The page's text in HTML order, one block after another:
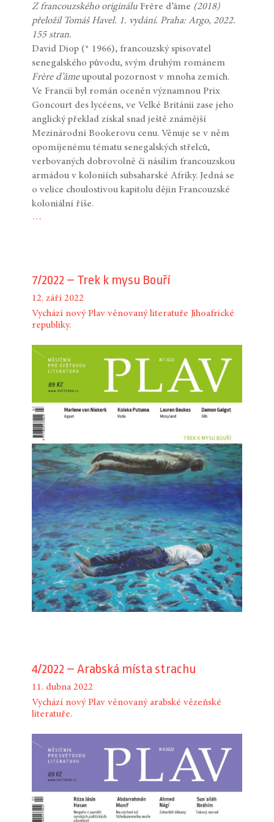
Z francouzského origináluFrêre d’âme (2018)
přeložil Tomáš Havel. 1. vydání. Praha: Argo, 2022.
155 stran.
David Diop (* 1966), francouzský spisovatel
senegalského původu, svým druhým románem
Frère d’âmeupoutal pozornost v mnoha zemích.
Ve Francii byl román oceněn významnou Prix
Goncourt des lycéens, ve Velké Británii zase jeho
anglický překlad získal snad ještě známější
Mezinárodní Bookerovu cenu. Věnuje se v něm
opomíjenému tématu senegalských střelců,
verbovaných dobrovolně či násilím francouzskou
armádou v koloniích subsaharské Afriky. Jedná se
o velice choulostivou kapitolu dějin Francouzské
koloniální říše.
…
7/2022 – Trek k mysu Bouří
12. září 2022
Vychází nový Plav věnovaný literatuře Jihoafrické
republiky.
4/2022 – Arabská místa strachu
11. dubna 2022
Vychází nový Plav věnovaný arabské vězeňské
literatuře.